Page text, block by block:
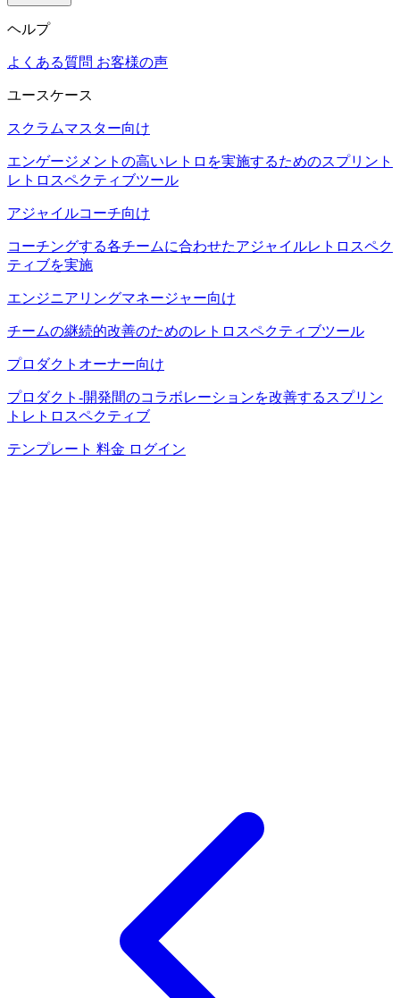
ヘルプ
よくある質問 お客様の声
ユースケース
スクラムマスター向け
エンゲージメントの高いレトロを実施するためのスプリント
レトロスペクティブツール
アジャイルコーチ向け
コーチングする各チームに合わせたアジャイルレトロスペク
ティブを実施
エンジニアリングマネージャー向け
チームの継続的改善のためのレトロスペクティブツール
プロダクトオーナー向け
プロダクト-開発間のコラボレーションを改善するスプリン
トレトロスペクティブ
テンプレート 料金 ログイン